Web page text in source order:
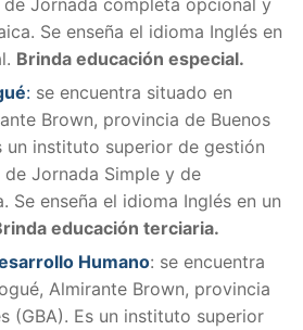
Se enseña el idioma Inglés en
Brinda educación especial.
: se encuentra situado en
Brown, provincia de Buenos
un instituto superior de gestión
Jornada Simple y de
Se enseña el idioma Inglés en un
educación terciaria.
Humano: se encuentra
Almirante Brown, provincia
(GBA). Es un instituto superior